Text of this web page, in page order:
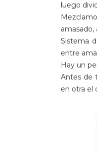
luego
amasado,
Sistema
entre
Hay un
Antes de
en otra el